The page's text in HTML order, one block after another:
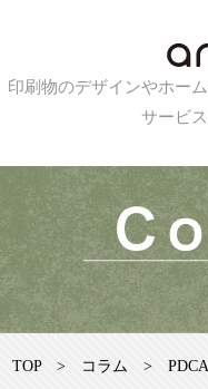
印刷物のデザインやホー
サービ
TOP > コラム >